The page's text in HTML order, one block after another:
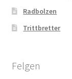
Radbolzen
Trittbretter
Felgen